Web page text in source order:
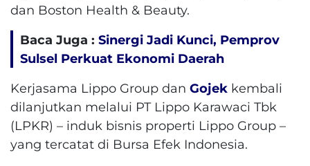
dan Boston Health & Beauty.
Baca Juga : Sinergi Jadi Kunci, Pemprov
Sulsel Perkuat Ekonomi Daerah
Kerjasama Lippo Group dan Gojek kembali
dilanjutkan melalui PT Lippo Karawaci Tbk
(LPKR) – induk bisnis properti Lippo Group –
yang tercatat di Bursa Efek Indonesia.